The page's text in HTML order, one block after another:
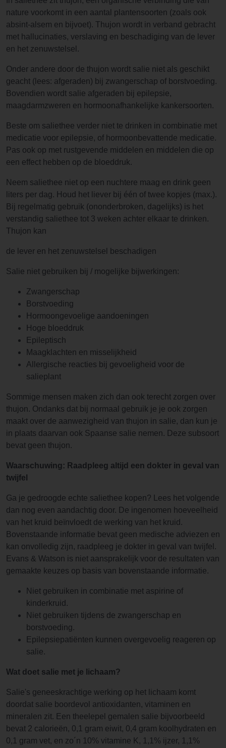
nature voorkomt in een aantal plantensoorten (zoals ook
absint-alsem en bijvoet). Thujon wordt in verband gebracht
met hallucinaties, verslaving en beschadiging van de lever
en het zenuwstelsel.
Onder andere door de thujon wordt salie niet als geschikt
geacht (lees: afgeraden) bij zwangerschap of borstvoeding.
Bovendien wordt salie afgeraden bij epilepsie,
maagdarmzweren en hormoonafhankelijke kankersoorten.
Beste om saliethee verder niet te drinken in combinatie met
medicatie voor epilepsie, of hormoonbevattende medicatie.
Pas ook op met rustgevende middelen en middelen die op
een effect hebben op de bloeddruk.
Neem saliethee niet op een nuchtere maag en drink geen
liters per dag. Houd het liever bij één of twee kopjes (max.).
Bij regelmatig gebruik (ononderbroken, dagelijks) is het
verstandig saliethee tot 3 weken achter elkaar te drinken.
Thujon kan
de lever en het zenuwstelsel beschadigen
Salie niet gebruiken bij / mogelijke bijwerkingen:
Zwangerschap
Borstvoeding
Hormoongevoelige aandoeningen
Hoge bloeddruk
Epileptisch
Maagklachten en misselijkheid
Allergische reacties bij gevoeligheid voor de
salieplant
Sommige mensen maken zich dan ook terecht zorgen over
thujon. Ondanks dat bij normaal gebruik je je ook zorgen
maakt over de aanwezigheid van thujon in salie, dan kun je
in plaats daarvan ook Spaanse salie nemen. Deze subsoort
bevat geen thujon.
Waarschuwing: Raadpleeg altijd een dokter in geval van
twijfel
Ga je gedroogde echte saliethee kopen? Lees het volgende
dan nog even aandachtig door. De ingenomen hoeveelheid
van het kruid beïnvloedt de werking van het kruid.
Bovenstaande informatie bevat geen medische adviezen en
kan onvolledig zijn, raadpleeg je dokter in geval van twijfel.
Evans & Watson is niet aansprakelijk voor de resultaten van
gemaakte keuzes op basis van bovenstaande informatie.
Niet gebruiken in combinatie met aspirine of
kinderkruid.
Niet gebruiken tijdens de zwangerschap en
borstvoeding.
Epilepsiepatiënten kunnen overgevoelig reageren op
salie.
Wat doet salie met je lichaam?
Salie's geneeskrachtige werking op het lichaam komt
doordat salie boordevol antioxidanten, vitaminen en
mineralen zit. Een theelepel gemalen salie bijvoorbeeld
bevat 2 calorieën, 0,1 gram eiwit, 0,4 gram koolhydraten en
0,1 gram vet, en zo´n 10% vitamine K, 1,1% ijzer, 1,1%